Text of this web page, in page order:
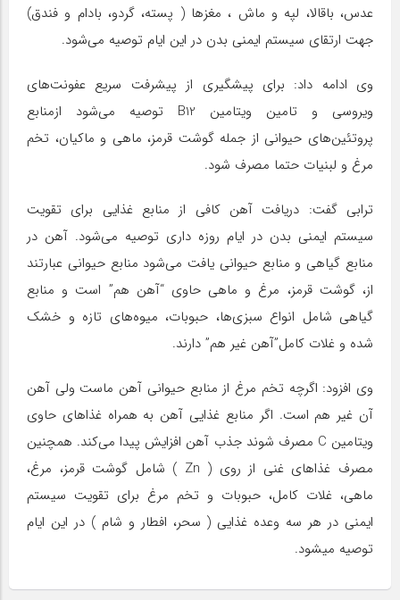
عدس، باقالا، لپه و ماش ، مغزها ( پسته، گردو، بادام و فندق)
جهت ارتقای سیستم ایمنی بدن در این ایام توصیه می‌شود.
وی ادامه داد: برای پیشگیری از پیشرفت سریع عفونت‌های
ویروسی و تامین ویتامین B12 توصیه می‌شود ازمنابع
پروتئین‌های حیوانی از جمله گوشت قرمز، ماهی و ماکیان، تخم
مرغ و لبنیات حتما مصرف شود.
ترابی گفت: دریافت آهن کافی از منابع غذایی برای تقویت
سیستم ایمنی بدن در ایام روزه داری توصیه می‌شود. آهن در
منابع گیاهی و منابع حیوانی یافت می‌شود منابع حیوانی عبارتند
از، گوشت قرمز، مرغ و ماهی حاوی “آهن هم” است و منابع
گیاهی شامل انواع سبزی‌ها، حبوبات، میوه‌های تازه و خشک
شده و غلات کامل”آهن غیر هم” دارند.
وی افزود: اگرچه تخم مرغ از منابع حیوانی آهن ماست ولی آهن
آن غیر هم است. اگر منابع غذایی آهن به همراه غذاهای حاوی
ویتامین C مصرف شوند جذب آهن افزایش پیدا می‌کند. همچنین
مصرف غذاهای غنی از روی ( Zn ) شامل گوشت قرمز، مرغ،
ماهی، غلات کامل، حبوبات و تخم مرغ برای تقویت سیستم
ایمنی در هر سه وعده غذایی ( سحر، افطار و شام ) در این ایام
توصیه میشود.